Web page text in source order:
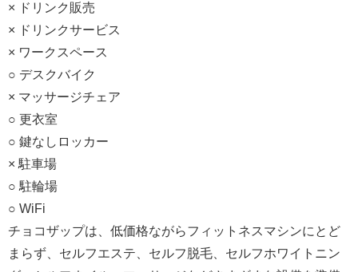
× ドリンク販売
× ドリンクサービス
× ワークスペース
○ デスクバイク
× マッサージチェア
○ 更衣室
○ 鍵なしロッカー
× 駐車場
○ 駐輪場
○ WiFi
チョコザップは、低価格ながらフィットネスマシンにとど
まらず、セルフエステ、セルフ脱毛、セルフホワイトニン